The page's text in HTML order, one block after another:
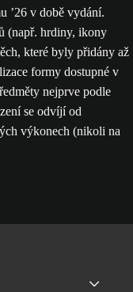
’26 v době vydání.
(např. hrdiny, ikony
které byly přidány až
formy dostupné v
nejprve podle
se odvíjí od
výkonech (nikoli na